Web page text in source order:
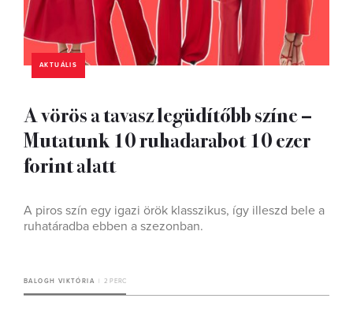
AKTUÁLIS
A vörös a tavasz legüdítőbb színe –
Mutatunk 10 ruhadarabot 10 ezer
forint alatt
A piros szín egy igazi örök klasszikus, így illeszd bele a
ruhatáradba ebben a szezonban.
BALOGH VIKTÓRIA 2 PERC